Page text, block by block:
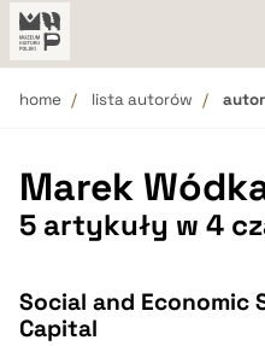
home lista autorów autor
Marek
5 artykuły w 4
Social and Economic
Capital